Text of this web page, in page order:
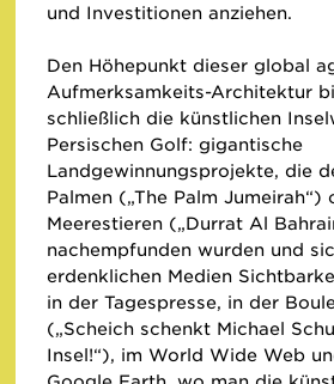
und Investitionen anziehen.
Den Höhepunkt dieser global
Aufmerksamkeits-Architektur
schließlich die künstlichen
Persischen Golf: gigantische
Landgewinnungsprojekte, die
Palmen („The Palm Jumeirah“)
Meerestieren („Durrat Al
nachempfunden wurden und
erdenklichen Medien
in der Tagespresse, in der
(„Scheich schenkt Michael
Insel!“), im World Wide Web